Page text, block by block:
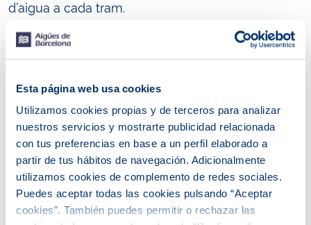
Esta página web usa cookies
Utilizamos cookies propias y de terceros para analizar
nuestros servicios y mostrarte publicidad relacionada
con tus preferencias en base a un perfil elaborado a
partir de tus hábitos de navegación. Adicionalmente
utilizamos cookies de complemento de redes sociales.
Puedes aceptar todas las cookies pulsando “Aceptar
cookies”. También puedes permitir o rechazar las
d’aigua a cada tram.
​​​​A l’àrea metropolitana de Barcelona, el consum
estàndard es considera que és de 100 litres al dia
per persona, per la qual cosa molt probablement
et trobis en el tram segon. En cas que et trobis en
un tram superior, pot ser que hagis de fer un
esforç per reduir el consum. Això no només
repercutirà en la teva butxaca, sinó també en la
conservació del medi ambient i el cicle hidràulic.